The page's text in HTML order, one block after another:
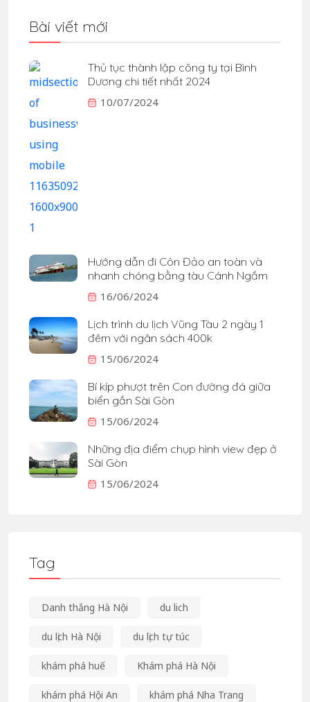
Bài viết mới
Thủ tục thành lập công ty tại Bình
Dương chi tiết nhất 2024
10/07/2024
Hướng dẫn đi Côn Đảo an toàn và
nhanh chóng bằng tàu Cánh Ngầm
16/06/2024
Lịch trình du lịch Vũng Tàu 2 ngày 1
đêm với ngân sách 400k
15/06/2024
Bí kíp phượt trên Con đường đá giữa
biển gần Sài Gòn
15/06/2024
Những địa điểm chụp hình view đẹp ở
Sài Gòn
15/06/2024
Tag
Danh thắng Hà Nội du lich
du lịch Hà Nội du lịch tự túc
khám phá huế Khám phá Hà Nội
khám phá Hội An khám phá Nha Trang